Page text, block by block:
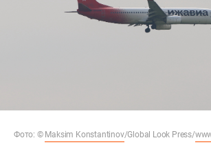
Фото: © Maksim Konstantinov/Global Look Press/